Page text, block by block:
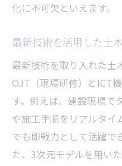
化に不可欠といえます。
最新技術を活用した土
最新技術を取り入れた土
OJT（現場研修）とICT
す。例えば、建設現場で
や施工手順をリアルタイ
でも即戦力として活躍で
た、3次元モデルを用い